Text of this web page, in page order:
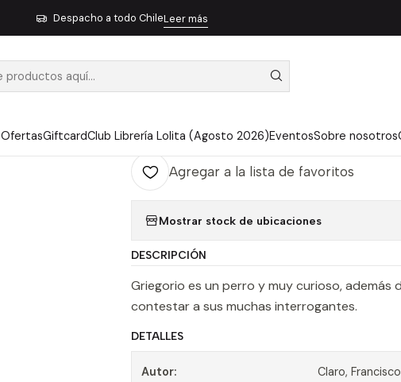
OfertasGiftcardClub Librería Lolita (Agosto 2026)EventosSobre nosotros
Despacho a todo ChileLeer más
Pendiente 26 Fisica Guau - Claro, Francisco
FISICA GUAU -
Cantidad
Agregar a la lista de favoritos
Mostrar stock de ubicaciones
DESCRIPCIÓN
Griegorio es un perro y muy curioso, además
contestar a sus muchas interrogantes.
DETALLES
Autor: Claro, Francisco